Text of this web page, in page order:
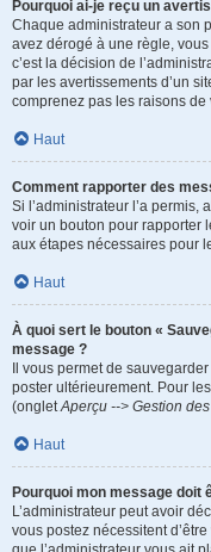
Pourquoi ai-je reçu un
Chaque administrateur a son
avez dérogé à une règle,
c’est la décision de
par les avertissements d’un
comprenez pas les raisons de
Haut
Comment rapporter des
Si l’administrateur l’a
voir un bouton pour rapporter
aux étapes nécessaires pour
Haut
À quoi sert le bouton «
message ?
Il vous permet de
poster ultérieurement. Pour
(ongletAperçu --> Gestion
Haut
Pourquoi mon message doit
L’administrateur peut avoir
vous postez nécessitent